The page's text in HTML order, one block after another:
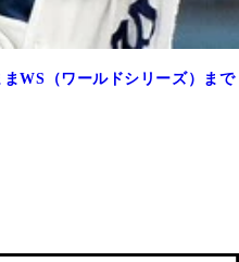
WS（ワールドシリーズ）まで